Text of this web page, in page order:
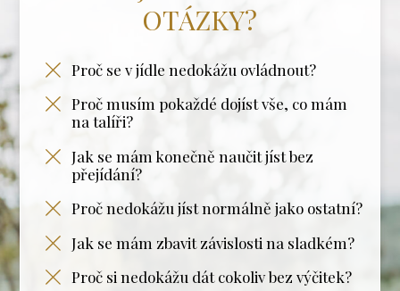
OTÁZKY?
Proč se v jídle nedokážu ovládnout?
Proč musím pokaždé dojíst vše, co mám
na talíři?
Jak se mám konečně naučit jíst bez
přejídání?
Proč nedokážu jíst normálně jako ostatní?
Jak se mám zbavit závislosti na sladkém?
Proč si nedokážu dát cokoliv bez výčitek?